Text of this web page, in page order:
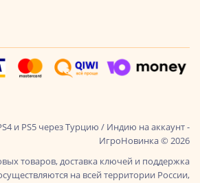
и PS5 через Турцию / Индию на аккаунт -
ИгроНовинка © 2026
товаров, доставка ключей и поддержка
на всей территории России,